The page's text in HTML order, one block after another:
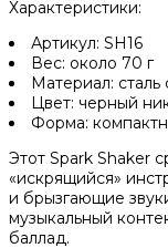
Характеристики:
Артикул: SH16
Вес: около 70 г
Материал:
Цвет: черный
Форма:
Этот Spark Shaker
«искрящийся»
и брызгающие
музыкальный
баллад.